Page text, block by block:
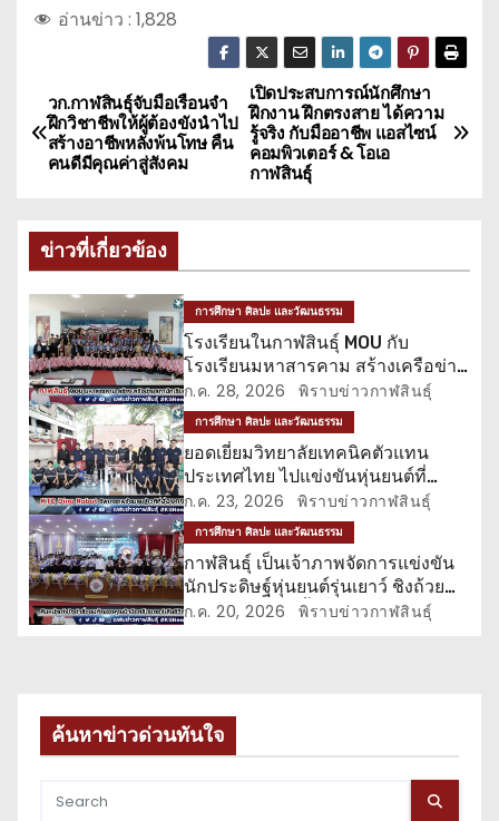
อ่านข่าว : 1,828
แ
น
แ
น
ว
เ
รื่
อ
ง
เปิดประสบการณ์นักศึกษา
ฝึกงาน ฝึกตรงสาย ได้ความ
รู้จริง กับมืออาชีพ แอสไซน์
คอมพิวเตอร์ & โอเอ
กาฬสินธุ์
วก.กาฬสินธุ์จับมือเรือนจำ
ฝึกวิชาชีพให้ผู้ต้องขังนำไป
สร้างอาชีพหลังพ้นโทษ คืน
คนดีมีคุณค่าสู่สังคม
ข่าวที่เกี่ยวข้อง
การศึกษา ศิลปะ และวัฒนธรรม
โรงเรียนในกาฬสินธุ์ MOU กับ
โรงเรียนมหาสารคาม สร้างเครือข่าย
สภานักเรียน
ก.ค. 28, 2026 พิราบข่าวกาฬสินธุ์
การศึกษา ศิลปะ และวัฒนธรรม
ยอดเยี่ยมวิทยาลัยเทคนิคตัวแทน
ประเทศไทย ไปแข่งขันหุ่นยนต์ที่
ฮ่องกง
ก.ค. 23, 2026 พิราบข่าวกาฬสินธุ์
การศึกษา ศิลปะ และวัฒนธรรม
กาฬสินธุ์ เป็นเจ้าภาพจัดการแข่งขัน
นักประดิษฐ์หุ่นยนต์รุ่นเยาว์ ชิงถ้วย
พระราชทาน ครั้งที่ 11
ก.ค. 20, 2026 พิราบข่าวกาฬสินธุ์
ค้นหาข่าวด่วนทันใจ